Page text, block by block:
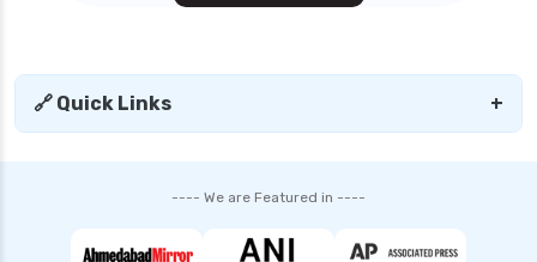
health insurance advantages and
health insurance ahmedabad
health insurance bhopal
health insurance cancellation policy
🔗 Quick Links +
---- We are Featured in ----